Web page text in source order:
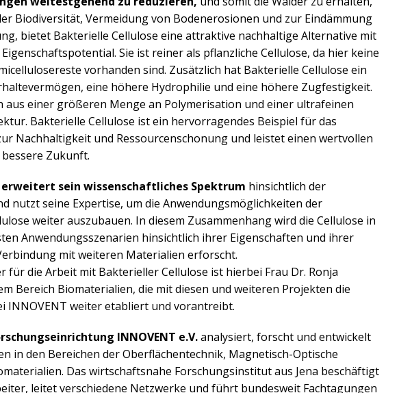
Biodiversität, Vermeidung von Bodenerosionen und zur Eindämmung
bietet Bakterielle Cellulose eine attraktive nachhaltige Alternative mit
Sie ist reiner als pflanzliche Cellulose, da hier keine
vorhanden sind. Zusätzlich hat Bakterielle Cellulose ein
eine höhere Hydrophilie und eine höhere Zugfestigkeit.
aus einer größeren Menge an Polymerisation und einer ultrafeinen
Bakterielle Cellulose ist ein hervorragendes Beispiel für das
Nachhaltigkeit und Ressourcenschonung und leistet einen wertvollen
Zukunft.
erweitert sein wissenschaftliches Spektrum hinsichtlich der
nutzt seine Expertise, um die Anwendungsmöglichkeiten der
weiter auszubauen. In diesem Zusammenhang wird die Cellulose in
Anwendungsszenarien hinsichtlich ihrer Eigenschaften und ihrer
mit weiteren Materialien erforscht.
für die Arbeit mit Bakterieller Cellulose ist hierbei Frau Dr. Ronja
Bereich Biomaterialien, die mit diesen und weiteren Projekten die
INNOVENT weiter etabliert und vorantreibt.
INNOVENT e.V.analysiert, forscht und entwickelt
in den Bereichen der Oberflächentechnik, Magnetisch-Optische
Das wirtschaftsnahe Forschungsinstitut aus Jena beschäftigt
leitet verschiedene Netzwerke und führt bundesweit Fachtagungen